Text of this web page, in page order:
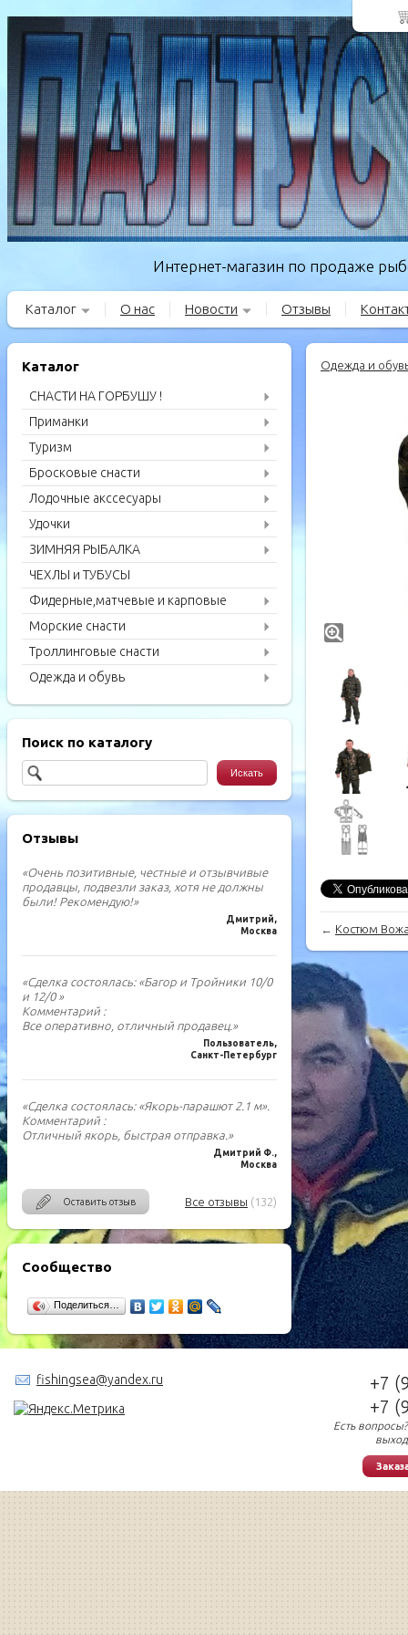
Интернет-магазин по продаже
Каталог О нас Новости Отзывы
Каталог
СНАСТИ НА ГОРБУШУ !
Приманки
Туризм
Бросковые снасти
Лодочные акссесуары
Удочки
ЗИМНЯЯ РЫБАЛКА
ЧЕХЛЫ и ТУБУСЫ
Фидерные,матчевые и карповые
удилища
Морские снасти
Троллинговые снасти
Одежда и обувь
Поиск по каталогу
Отзывы
«Очень позитивные, честные и отзывчивые
продавцы, подвезли заказ, хотя не должны
были! Рекомендую!»
Дмитрий,
Москва
«Сделка состоялась: «Багор и Тройники 10/0
и 12/0 »
Комментарий :
Все оперативно, отличный продавец.»
Пользователь,
Санкт-Петербург
«Сделка состоялась: «Якорь-парашют 2.1 м».
Комментарий :
Отличный якорь, быстрая отправка.»
Дмитрий Ф.,
Москва
Оставить отзыв Все отзывы (132)
Сообщество
Поделиться…
Одежда и
← Костюм
fishingsea@yandex.ru
+7
+7
Есть